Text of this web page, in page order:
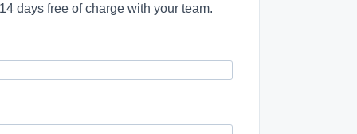
days free of charge with your team.